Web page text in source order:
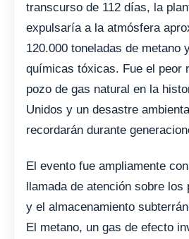
transcurso de 112 días, la
expulsaría a la atmósfera
120.000 toneladas de metano
químicas tóxicas. Fue el peor
pozo de gas natural en la
Unidos y un desastre
recordarán durante
El evento fue ampliamente
llamada de atención sobre
y el almacenamiento
El metano, un gas de efecto